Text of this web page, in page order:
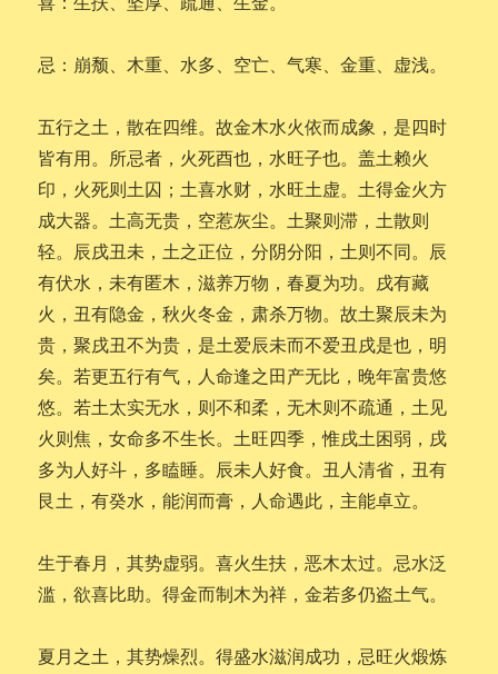
忌：崩颓、木重、水多、空亡、气寒、金重、虚浅。
五行之土，散在四维。故金木水火依而成象，是四时
皆有用。所忌者，火死酉也，水旺子也。盖土赖火
印，火死则土囚；土喜水财，水旺土虚。土得金火方
成大器。土高无贵，空惹灰尘。土聚则滞，土散则
轻。辰戌丑未，土之正位，分阴分阳，土则不同。辰
有伏水，未有匿木，滋养万物，春夏为功。戌有藏
火，丑有隐金，秋火冬金，肃杀万物。故土聚辰未为
贵，聚戌丑不为贵，是土爱辰未而不爱丑戌是也，明
矣。若更五行有气，人命逢之田产无比，晚年富贵悠
悠。若土太实无水，则不和柔，无木则不疏通，土见
火则焦，女命多不生长。土旺四季，惟戌土困弱，戌
多为人好斗，多瞌睡。辰未人好食。丑人清省，丑有
艮土，有癸水，能润而膏，人命遇此，主能卓立。
生于春月，其势虚弱。喜火生扶，恶木太过。忌水泛
滥，欲喜比助。得金而制木为祥，金若多仍盗土气。
夏月之土，其势燥烈。得盛水滋润成功，忌旺火煅炼